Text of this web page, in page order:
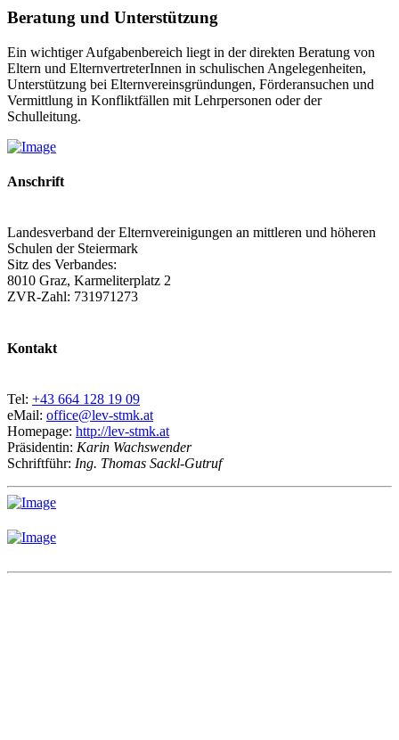
Beratung und Unterstützung
Ein wichtiger Aufgabenbereich liegt in der direkten Beratung von
Eltern und ElternvertreterInnen in schulischen Angelegenheiten,
Unterstützung bei Elternvereinsgründungen, Förderansuchen und
Vermittlung in Konfliktfällen mit Lehrpersonen oder der
Schulleitung.
Anschrift
Landesverband der Elternvereinigungen an mittleren und höheren
Schulen der Steiermark
Sitz des Verbandes:
8010 Graz, Karmeliterplatz 2
ZVR-Zahl: 731971273
Kontakt
Tel: +43 664 128 19 09
eMail: office@lev-stmk.at
Homepage: http://lev-stmk.at
Präsidentin: Karin Wachswender
Schriftführ: Ing. Thomas Sackl-Gutruf